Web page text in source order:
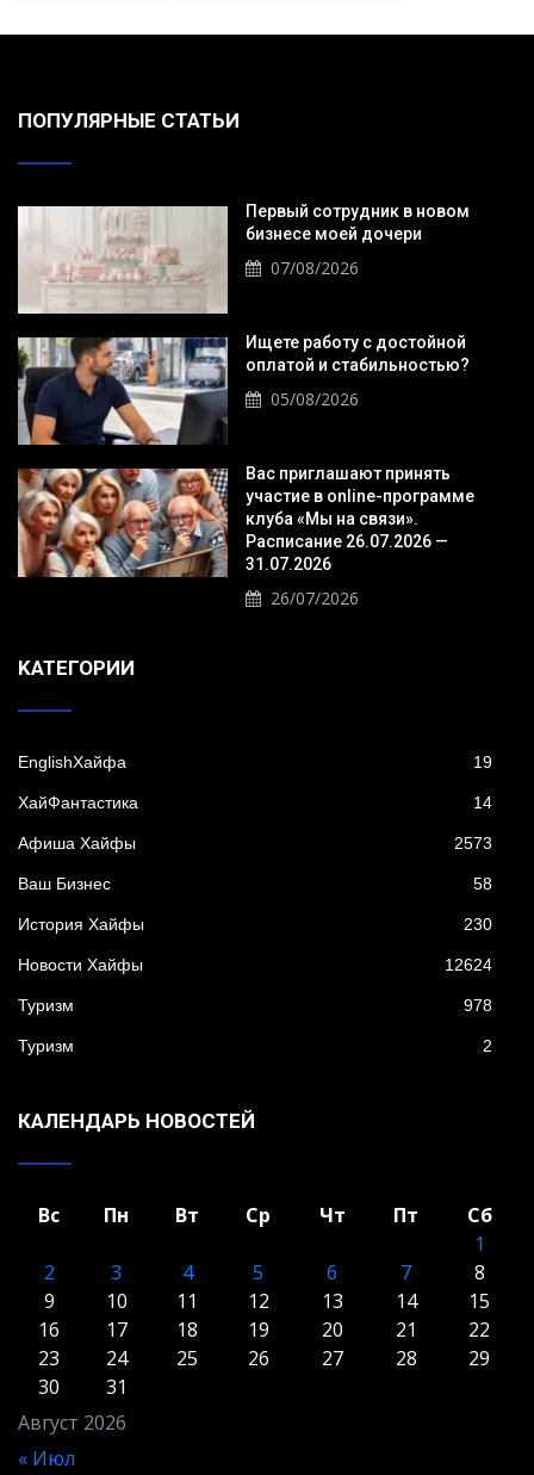
ПОПУЛЯРНЫЕ СТАТЬИ
Первый сотрудник в новом
бизнесе моей дочери
07/08/2026
Ищете работу с достойной
оплатой и стабильностью?
05/08/2026
Вас приглашают принять
участие в online-программе
клуба «Мы на связи».
Расписание 26.07.2026 —
31.07.2026
26/07/2026
KАТЕГОРИИ
EnglishХайфа 19
XайФантастика 14
Афиша Хайфы 2573
Ваш Бизнес 58
История Хайфы 230
Новости Хайфы 12624
Туризм 978
Туризм 2
КАЛЕНДАРЬ НОВОСТЕЙ
Август 2026
Вс Пн Вт Ср Чт Пт
Сб
1
2
3 4 5 6 7
8
9
10 11 12 13 14
15
16
17 18 19 20 21
22
23
24 25 26 27 28
29
30
31
« Июл